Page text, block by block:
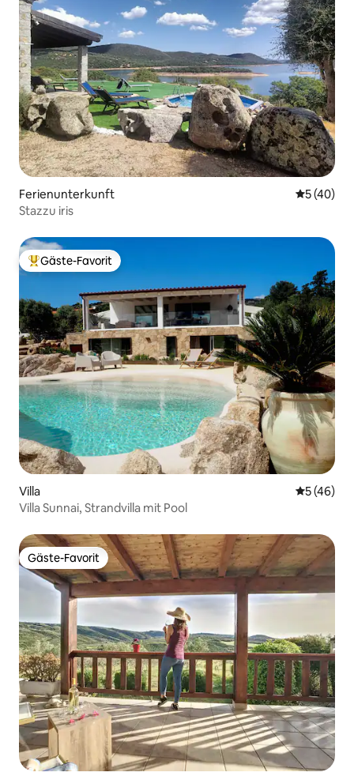
Ferienunterkunft
5 (40)
Stazzu iris
Beliebter Gäste-Favorit.
Gäste-Favorit
Villa
5 (46)
Villa Sunnai, Strandvilla mit Pool
Gäste-Favorit
Gäste-Favorit